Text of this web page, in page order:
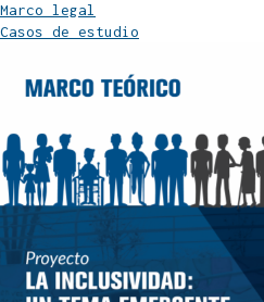
Marco legal
Casos de estudio